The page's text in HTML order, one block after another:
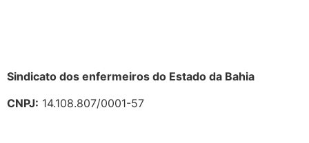
Sindicato dos enfermeiros do Estado da Bahia
CNPJ: 14.108.807/0001-57